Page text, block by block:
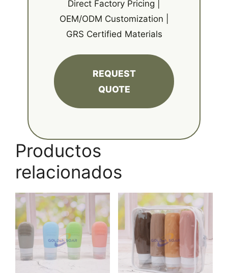
Direct Factory Pricing |
OEM/ODM Customization |
GRS Certified Materials
REQUEST
QUOTE
Productos
relacionados